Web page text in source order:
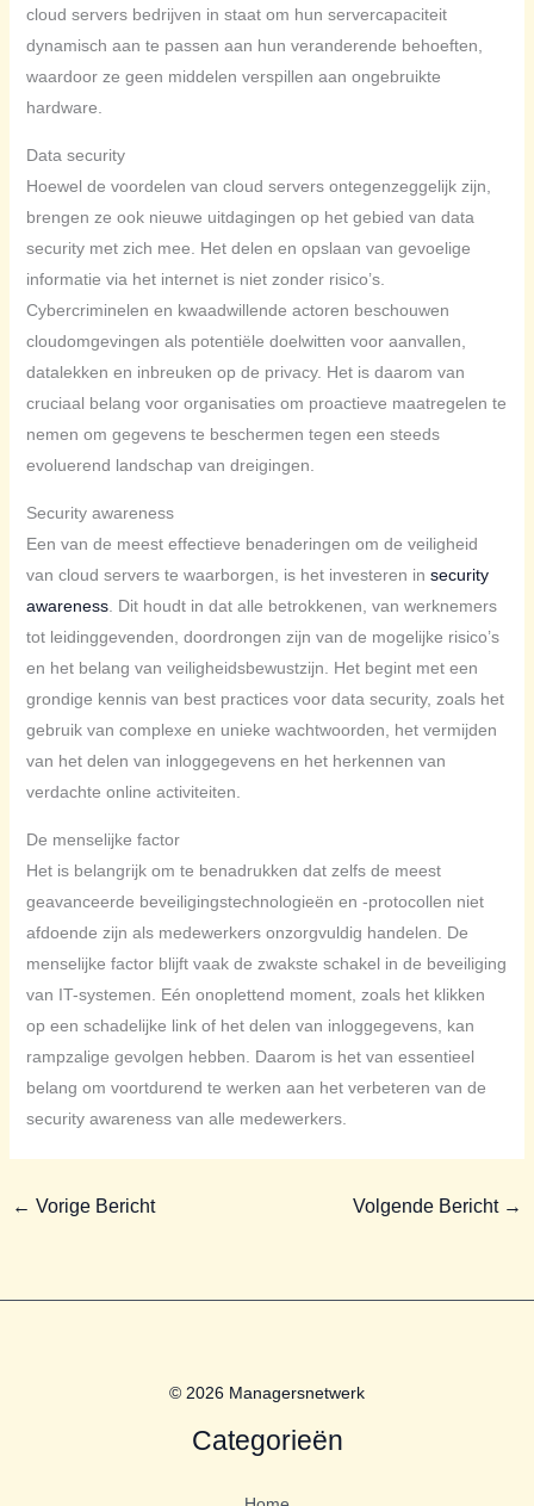
cloud servers bedrijven in staat om hun servercapaciteit
dynamisch aan te passen aan hun veranderende behoeften,
waardoor ze geen middelen verspillen aan ongebruikte
hardware.
Data security
Hoewel de voordelen van cloud servers ontegenzeggelijk zijn,
brengen ze ook nieuwe uitdagingen op het gebied van data
security met zich mee. Het delen en opslaan van gevoelige
informatie via het internet is niet zonder risico’s.
Cybercriminelen en kwaadwillende actoren beschouwen
cloudomgevingen als potentiële doelwitten voor aanvallen,
datalekken en inbreuken op de privacy. Het is daarom van
cruciaal belang voor organisaties om proactieve maatregelen te
nemen om gegevens te beschermen tegen een steeds
evoluerend landschap van dreigingen.
Security awareness
Een van de meest effectieve benaderingen om de veiligheid
van cloud servers te waarborgen, is het investeren in security
awareness. Dit houdt in dat alle betrokkenen, van werknemers
tot leidinggevenden, doordrongen zijn van de mogelijke risico’s
en het belang van veiligheidsbewustzijn. Het begint met een
grondige kennis van best practices voor data security, zoals het
gebruik van complexe en unieke wachtwoorden, het vermijden
van het delen van inloggegevens en het herkennen van
verdachte online activiteiten.
De menselijke factor
Het is belangrijk om te benadrukken dat zelfs de meest
geavanceerde beveiligingstechnologieën en -protocollen niet
afdoende zijn als medewerkers onzorgvuldig handelen. De
menselijke factor blijft vaak de zwakste schakel in de beveiliging
van IT-systemen. Eén onoplettend moment, zoals het klikken
op een schadelijke link of het delen van inloggegevens, kan
rampzalige gevolgen hebben. Daarom is het van essentieel
belang om voortdurend te werken aan het verbeteren van de
security awareness van alle medewerkers.
← Vorige Bericht Volgende Bericht →
© 2026 Managersnetwerk
Categorieën